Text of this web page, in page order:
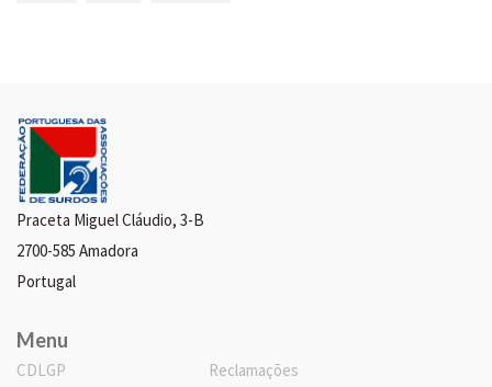
Praceta Miguel Cláudio, 3-B
2700-585 Amadora
Portugal
Menu
CDLGP
Reclamações